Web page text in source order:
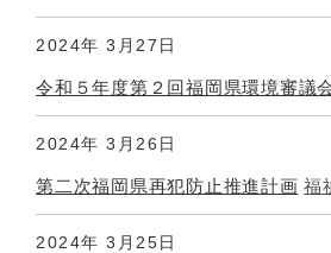
2024年 3月27日
令和５年度第２回福岡県環境審議
2024年 3月26日
第二次福岡県再犯防止推進計画 福
2024年 3月25日